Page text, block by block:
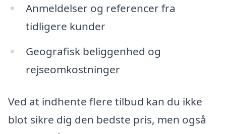
Anmeldelser og referencer fra
tidligere kunder
Geografisk beliggenhed og
rejseomkostninger
Ved at indhente flere tilbud kan du ikke
blot sikre dig den bedste pris, men også